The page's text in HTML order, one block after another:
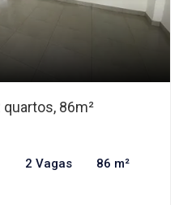
86m²
2 Vagas 86 m²